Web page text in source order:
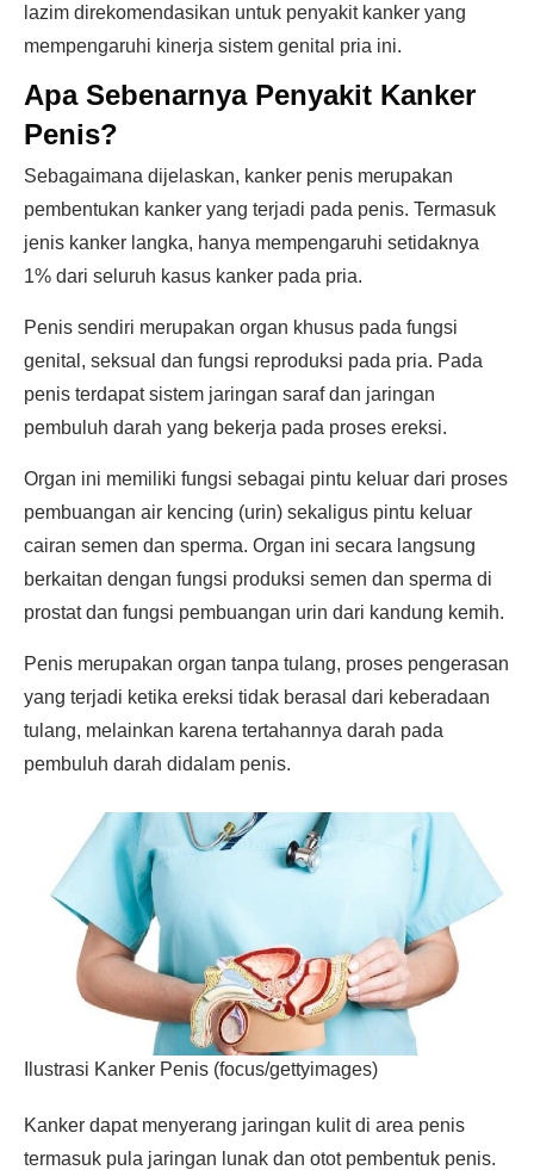
lazim direkomendasikan untuk penyakit kanker yang
mempengaruhi kinerja sistem genital pria ini.
Apa Sebenarnya Penyakit Kanker
Penis?
Sebagaimana dijelaskan, kanker penis merupakan
pembentukan kanker yang terjadi pada penis. Termasuk
jenis kanker langka, hanya mempengaruhi setidaknya
1% dari seluruh kasus kanker pada pria.
Penis sendiri merupakan organ khusus pada fungsi
genital, seksual dan fungsi reproduksi pada pria. Pada
penis terdapat sistem jaringan saraf dan jaringan
pembuluh darah yang bekerja pada proses ereksi.
Organ ini memiliki fungsi sebagai pintu keluar dari proses
pembuangan air kencing (urin) sekaligus pintu keluar
cairan semen dan sperma. Organ ini secara langsung
berkaitan dengan fungsi produksi semen dan sperma di
prostat dan fungsi pembuangan urin dari kandung kemih.
Penis merupakan organ tanpa tulang, proses pengerasan
yang terjadi ketika ereksi tidak berasal dari keberadaan
tulang, melainkan karena tertahannya darah pada
pembuluh darah didalam penis.
Ilustrasi Kanker Penis (focus/gettyimages)
Kanker dapat menyerang jaringan kulit di area penis
termasuk pula jaringan lunak dan otot pembentuk penis.